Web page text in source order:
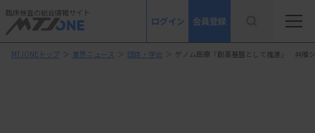
臨床検査の総合情報サイト
ログイン 会員登録
MTJONEトップ ＞ 業界ニュース ＞ 団体・学会 ＞ ゲノム医療「創薬基盤として推進」 共催